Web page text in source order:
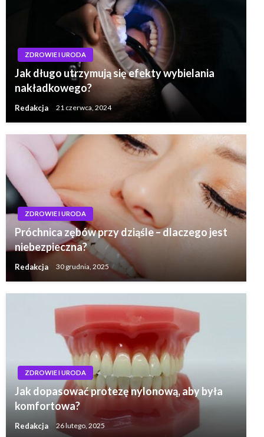
ZDROWIE I URODA
Jak długo utrzymują się efekty wybielania
nakładkowego?
Redakcja 21 czerwca, 2024
ZDROWIE I URODA
Próchnica zębów przy dziąśle – dlaczego jest
niebezpieczna?
Redakcja 30 grudnia, 2025
ZDROWIE I URODA
Jak dopasować protezę nylonową, aby była
komfortowa?
Redakcja 26 lutego, 2025